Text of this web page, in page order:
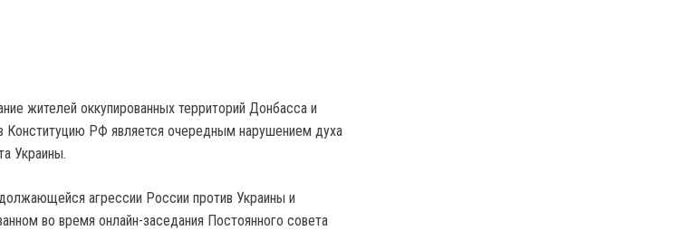
жителей оккупированных территорий Донбасса и
РФ является очередным нарушением духа
Украины.
агрессии России против Украины и
во время онлайн-заседания Постоянного совета